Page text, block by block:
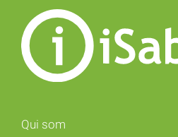
Qui som